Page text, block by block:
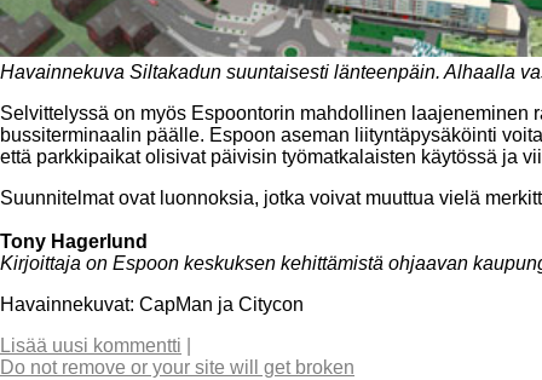
Havainnekuva Siltakadun suuntaisesti länteenpäin. Alhaalla
Selvittelyssä on myös Espoontorin mahdollinen
bussiterminaalin päälle. Espoon aseman liityntäpysäköinti
että parkkipaikat olisivat päivisin työmatkalaisten käytössä ja
Suunnitelmat ovat luonnoksia, jotka voivat muuttua vielä
Tony Hagerlund
Kirjoittaja on Espoon keskuksen kehittämistä ohjaavan
Havainnekuvat: CapMan ja Citycon
Lisää uusi kommentti
Do not remove or your site will get broken